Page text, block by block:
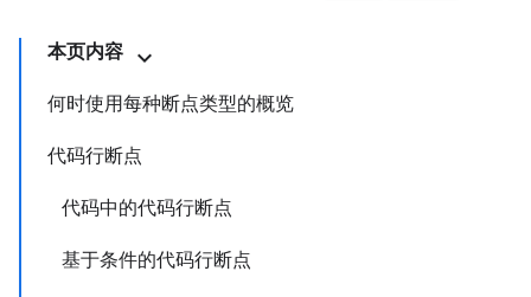
本页内容
何时使用每种断点类型的概览
代码行断点
代码中的代码行断点
基于条件的代码行断点